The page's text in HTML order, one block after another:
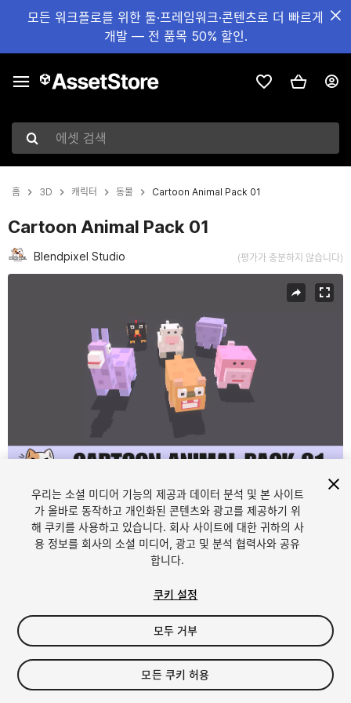
모든 워크플로를 위한 툴·프레임워크·콘텐츠로 더 빠르게
개발 — 전 품목 50% 할인.
에셋 검색
홈 3D 캐릭터 동물 Cartoon Animal Pack 01
Cartoon Animal Pack 01
Blendpixel Studio (평가가 충분하지 않습니다)
FREE
40viewsin the past week
우리는 소셜 미디어 기능의 제공과 데이터 분석 및 본 사이트
가 올바로 동작하고 개인화된 콘텐츠와 광고를 제공하기 위
해 쿠키를 사용하고 있습니다. 회사 사이트에 대한 귀하의 사
용 정보를 회사의 소셜 미디어, 광고 및 분석 협력사와 공유
합니다.
쿠키 설정
모두 거부
모든 쿠키 허용